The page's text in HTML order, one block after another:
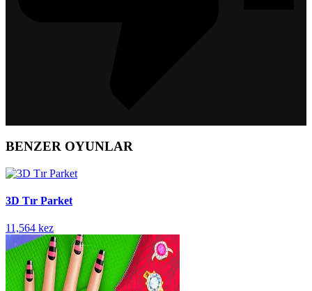
BENZER OYUNLAR
3D Tır Parket
11,564 kez